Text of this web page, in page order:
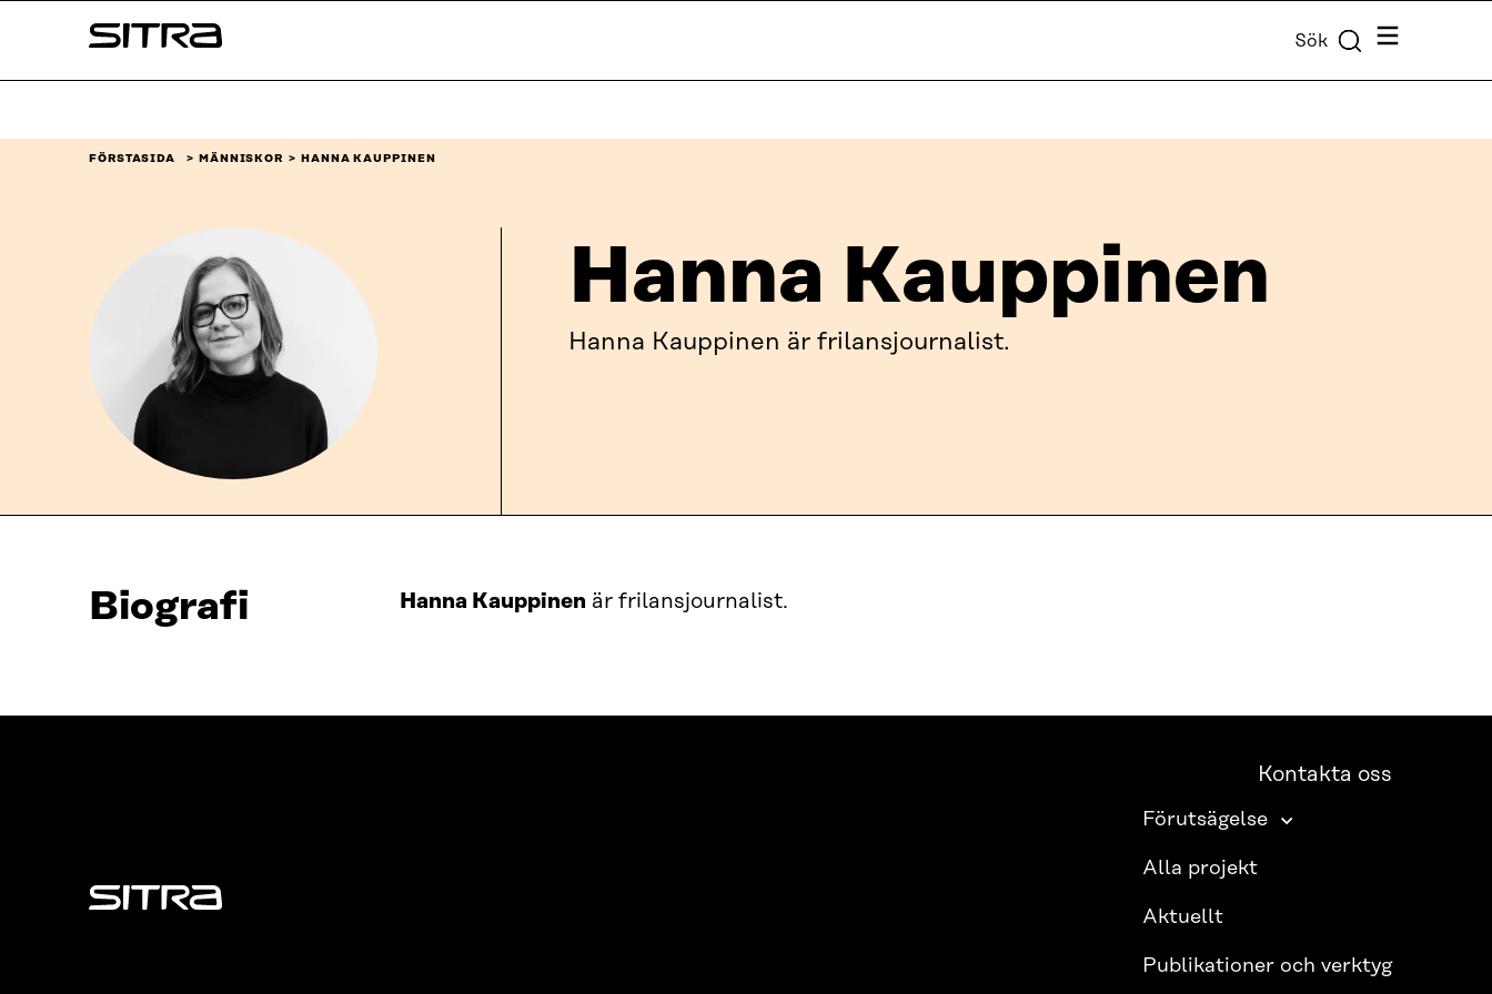
↓
Sitra Sök Meny
FÖRSTASIDA MÄNNISKOR HANNA KAUPPINEN
Hanna Kauppinen
Hanna Kauppinen är frilansjournalist.
Biografi Hanna Kauppinen är frilansjournalist.
Sitra
Kontakta oss
Förutsägelse
Alla projekt
Aktuellt
Publikationer och verktyg